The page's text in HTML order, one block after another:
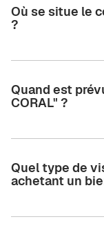
Où se situe le
?
Quand est
CORAL" ?
Quel type de
achetant un